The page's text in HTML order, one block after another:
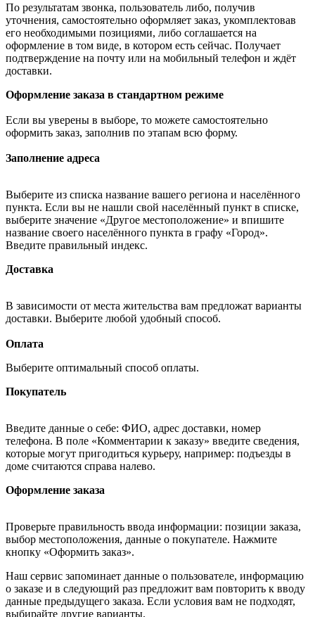
По результатам звонка, пользователь либо, получив
уточнения, самостоятельно оформляет заказ, укомплектовав
его необходимыми позициями, либо соглашается на
оформление в том виде, в котором есть сейчас. Получает
подтверждение на почту или на мобильный телефон и ждёт
доставки.
Оформление заказа в стандартном режиме
Если вы уверены в выборе, то можете самостоятельно
оформить заказ, заполнив по этапам всю форму.
Заполнение адреса
Выберите из списка название вашего региона и населённого
пункта. Если вы не нашли свой населённый пункт в списке,
выберите значение «Другое местоположение» и впишите
название своего населённого пункта в графу «Город».
Введите правильный индекс.
Доставка
В зависимости от места жительства вам предложат варианты
доставки. Выберите любой удобный способ.
Оплата
Выберите оптимальный способ оплаты.
Покупатель
Введите данные о себе: ФИО, адрес доставки, номер
телефона. В поле «Комментарии к заказу» введите сведения,
которые могут пригодиться курьеру, например: подъезды в
доме считаются справа налево.
Оформление заказа
Проверьте правильность ввода информации: позиции заказа,
выбор местоположения, данные о покупателе. Нажмите
кнопку «Оформить заказ».
Наш сервис запоминает данные о пользователе, информацию
о заказе и в следующий раз предложит вам повторить к вводу
данные предыдущего заказа. Если условия вам не подходят,
выбирайте другие варианты.